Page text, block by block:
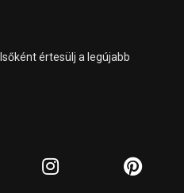
értesülj a legújabb